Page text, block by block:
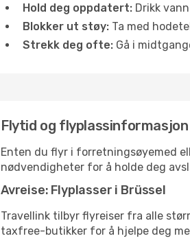
Hold deg oppdatert: Drikk
Blokker ut støy: Ta med
Strekk deg ofte: Gå i
Flytid og flyplassinformasjon
Enten du flyr i forretningsøyemed
nødvendigheter for å holde deg
Avreise: Flyplasser i Brüssel
Travellink tilbyr flyreiser fra alle
taxfree-butikker for å hjelpe deg